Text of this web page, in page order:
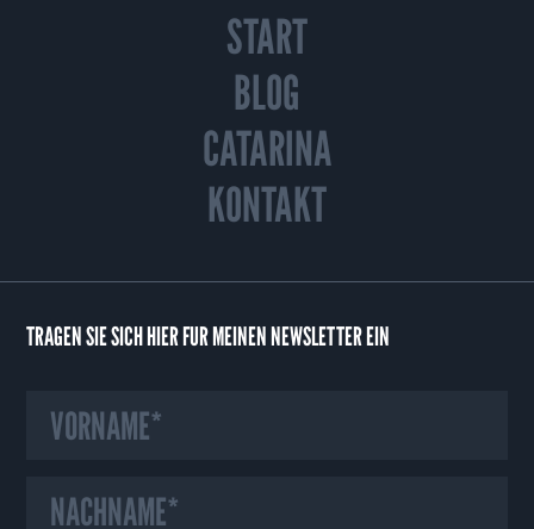
START
BLOG
CATARINA
KONTAKT
TRAGEN SIE SICH HIER FÜR MEINEN NEWSLETTER EIN